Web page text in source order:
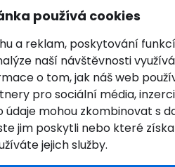
používá cookies
a reklam, poskytování funkcí
naší návštěvnosti
o tom, jak náš web
pro sociální média,
údaje mohou zkombinovat s
jim poskytli nebo které
jejich služby.